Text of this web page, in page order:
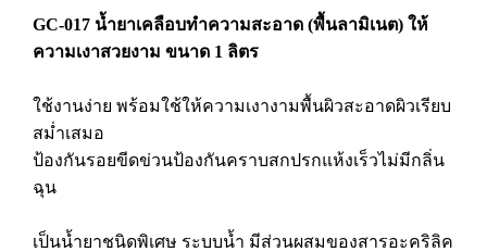
GC-017 น้ำยาเคลือบทำความสะอาด (พื้นลามิเนต) ให้
ความเงาสวยงาม ขนาด 1 ลิตร
ใช้งานง่าย พร้อมใช้ให้ความเงางามพื้นผิวสะอาดผิวเรียบ
สม่ำเสมอ
ป้องกันรอยขีดข่วนป้องกันคราบสกปรกแห้งเร็วไม่มีกลิ่น
ฉุน
เป็นน้ำยาชนิดพิเศษ ระบบน้ำ มีส่วนผสมของสารอะคริลิค